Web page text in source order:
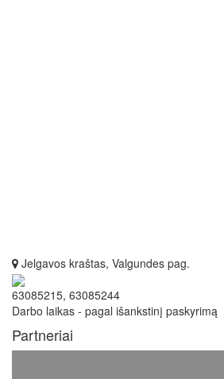
Jelgavos kraštas, Valgundes pag.
63085215, 63085244
Darbo laikas - pagal išankstinį paskyrimą
Partneriai